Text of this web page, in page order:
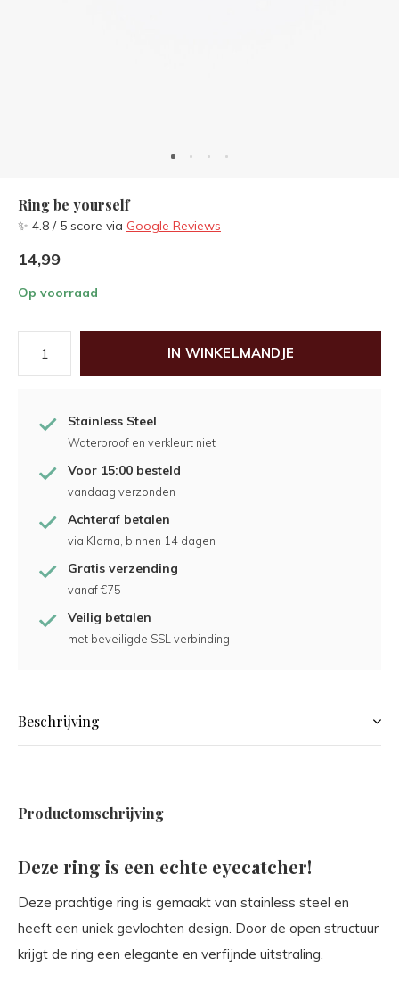
Ring be yourself
✨ 4.8 / 5 score via Google Reviews
14,99
Op voorraad
IN WINKELMANDJE
Stainless Steel
Waterproof en verkleurt niet
Voor 15:00 besteld
vandaag verzonden
Achteraf betalen
via Klarna, binnen 14 dagen
Gratis verzending
vanaf €75
Veilig betalen
met beveiligde SSL verbinding
Beschrijving
Productomschrijving
Deze ring is een echte eyecatcher!
Deze prachtige ring is gemaakt van stainless steel en
heeft een uniek gevlochten design. Door de open structuur
krijgt de ring een elegante en verfijnde uitstraling.